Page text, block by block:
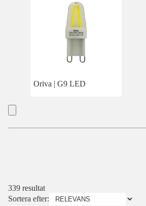
Oriva | G9 LED
339 resultat
Sortera efter: